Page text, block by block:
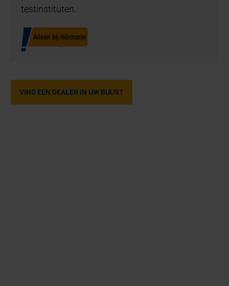
testinstituten.
VIND EEN DEALER IN UW BUURT